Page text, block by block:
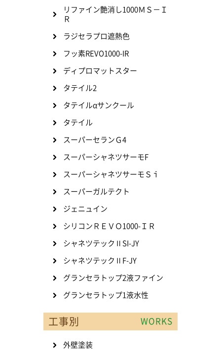
リファイン艶消し1000ＭＳ－Ｉ
Ｒ
ラジセラプロ遮熱色
フッ素REVO1000-IR
ディプロマットスター
タテイル2
タテイルαサンクール
タテイル
スーパーセランＧ4
スーパーシャネツサーモF
スーパーシャネツサーモＳｉ
スーパーガルテクト
ジェニュイン
シリコンＲＥＶＯ1000-ＩＲ
シャネツテックⅡSI-JY
シャネツテックⅡF-JY
グランセラトップ2液ファイン
グランセラトップ1液水性
工事別 WORKS
外壁塗装